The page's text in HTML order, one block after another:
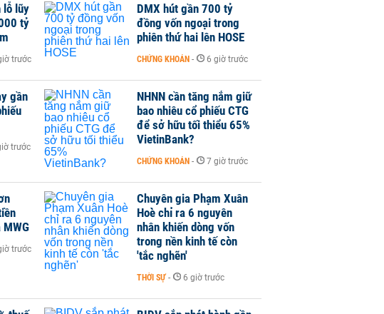
lỗ lũy
tỷ
trước
DMX hút gần 700 tỷ
đồng vốn ngoại trong
phiên thứ hai lên HOSE
CHỨNG KHOÁN - 6 giờ trước
gần
trước
NHNN cần tăng nắm giữ
bao nhiêu cổ phiếu CTG
để sở hữu tối thiểu 65%
VietinBank?
CHỨNG KHOÁN - 7 giờ trước
trước
Chuyên gia Phạm Xuân
Hoè chỉ ra 6 nguyên
nhân khiến dòng vốn
trong nền kinh tế còn
'tắc nghẽn'
THỜI SỰ - 6 giờ trước